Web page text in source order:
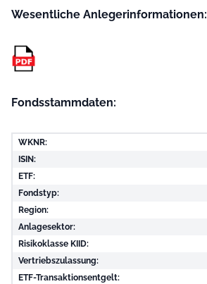
Wesentliche Anleger­informationen:
Fondsstammdaten:
WKNR:
ISIN:
ETF:
Fondstyp:
Region:
Anlagesektor:
Risikoklasse KIID:
Vertriebszulassung:
ETF-Transaktionsentgelt: